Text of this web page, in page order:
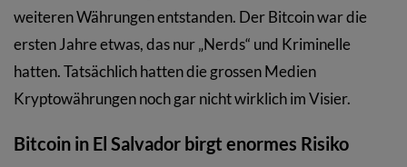
weiteren Währungen entstanden. Der Bitcoin war die
ersten Jahre etwas, das nur „Nerds“ und Kriminelle
hatten. Tatsächlich hatten die grossen Medien
Kryptowährungen noch gar nicht wirklich im Visier.
Bitcoin in El Salvador birgt enormes Risiko